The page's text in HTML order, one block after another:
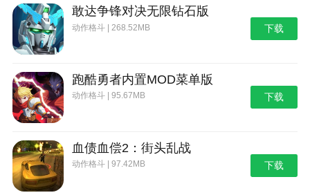
敢达争锋对决无限钻石版
动作格斗 | 268.52MB 下载
跑酷勇者内置MOD菜单版
动作格斗 | 95.67MB 下载
血债血偿2：街头乱战
动作格斗 | 97.42MB 下载